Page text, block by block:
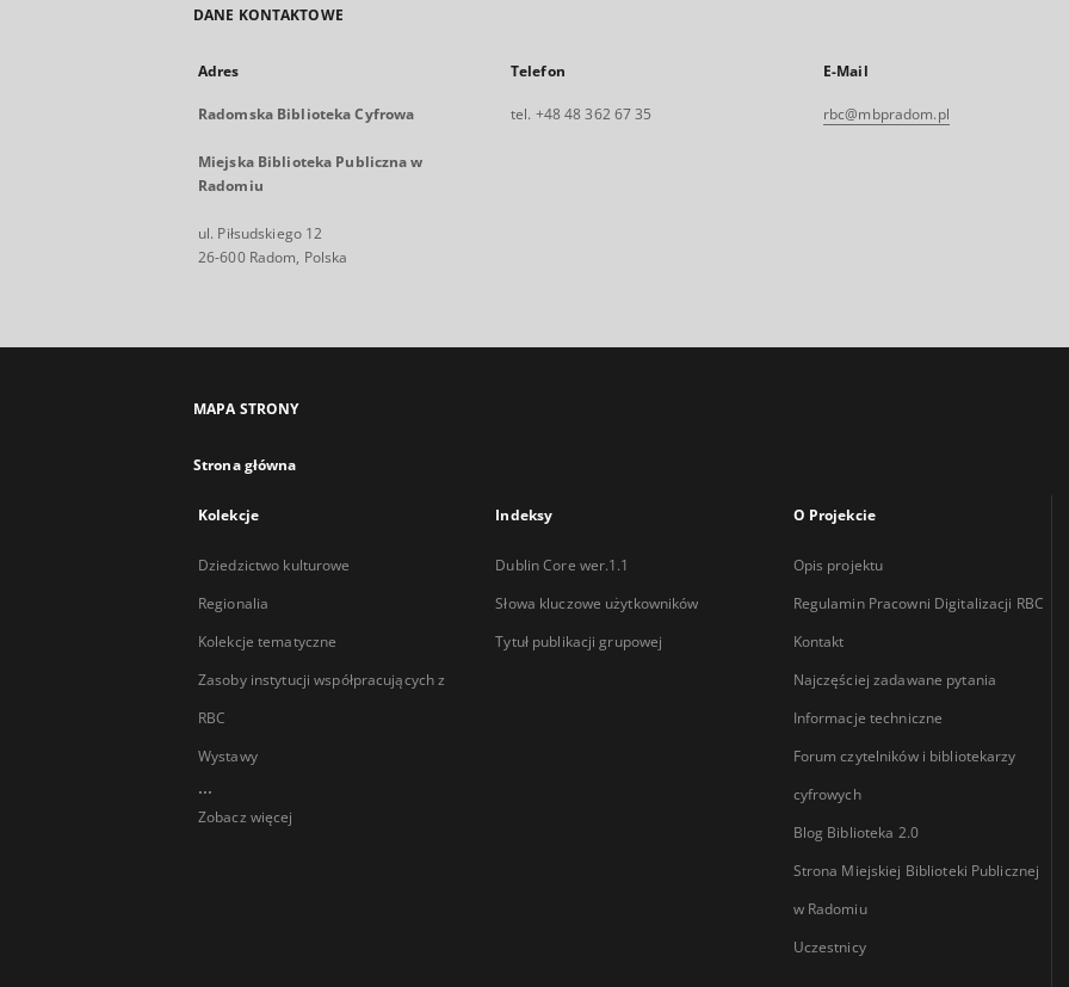
DANE KONTAKTOWE
Adres
Radomska Biblioteka Cyfrowa
Miejska Biblioteka Publiczna w
Radomiu
ul. Piłsudskiego 12
26-600 Radom, Polska
Telefon
tel. +48 48 362 67 35
E-Mail
rbc@mbpradom.pl
MAPA STRONY
Strona główna
Kolekcje
Dziedzictwo kulturowe
Regionalia
Kolekcje tematyczne
Zasoby instytucji współpracujących z
RBC
Wystawy
...
Zobacz więcej
Indeksy
Dublin Core wer.1.1
Słowa kluczowe użytkowników
Tytuł publikacji grupowej
O Projekcie
Opis projektu
Regulamin Pracowni Digitalizacji RBC
Kontakt
Najczęściej zadawane pytania
Informacje techniczne
Forum czytelników i bibliotekarzy
cyfrowych
Blog Biblioteka 2.0
Strona Miejskiej Biblioteki Publicznej
w Radomiu
Uczestnicy